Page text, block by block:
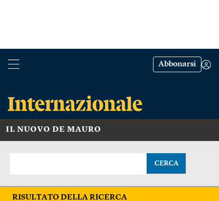
Abbonarsi
IL NUOVO DE MAURO
CERCA
RISULTATO DELLA RICERCA